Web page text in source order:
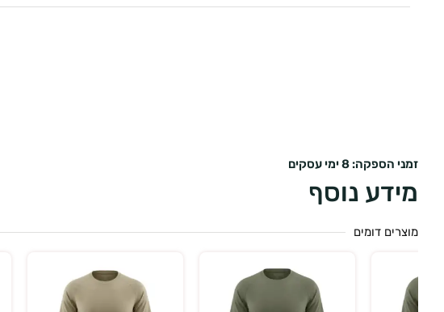
זמני הספקה: 8 ימי עסקים
מידע נוסף
מוצרים דומים